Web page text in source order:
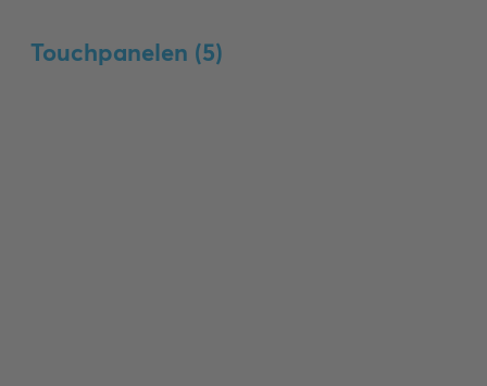
Touchpanelen (5)